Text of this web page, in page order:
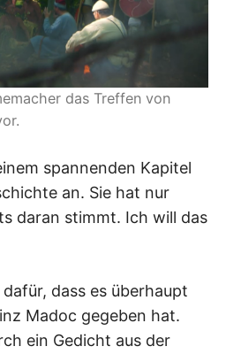
das Treffen von
spannenden Kapitel
an. Sie hat nur
daran stimmt. Ich will das
dass es überhaupt
Madoc gegeben hat.
ein Gedicht aus der